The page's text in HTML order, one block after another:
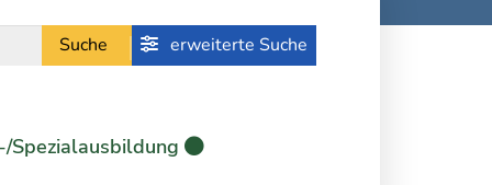
Suche erweiterte Suche
Spezialausbildung